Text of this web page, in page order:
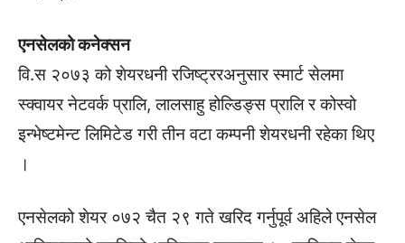
एनसेलको कनेक्सन
वि.स २०७३ को शेयरधनी रजिष्ट्ररअनुसार स्मार्ट सेलमा
स्क्वायर नेटवर्क प्रालि, लालसाहु होल्डिङ्स प्रालि र कोस्वो
इन्भेष्टमेन्ट लिमिटेड गरी तीन वटा कम्पनी शेयरधनी रहेका थिए
।
एनसेलको शेयर ०७२ चैत २९ गते खरिद गर्नुपूर्व अहिले एनसेल